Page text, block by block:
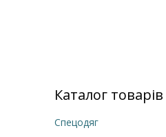
Каталог товарів
Спецодяг